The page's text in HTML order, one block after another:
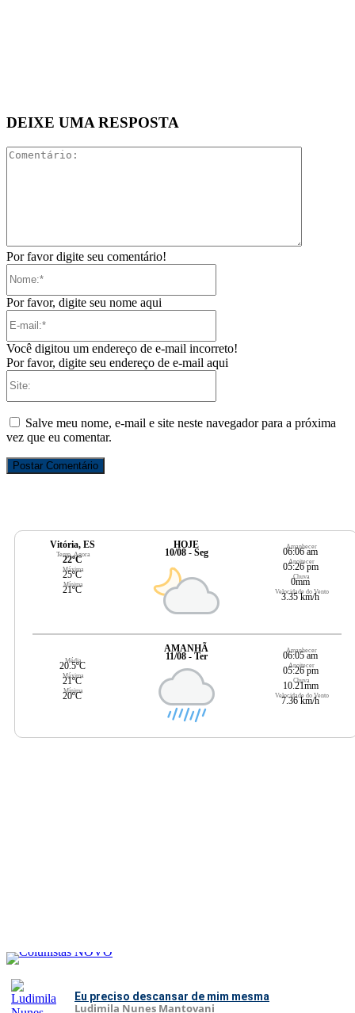
DEIXE UMA RESPOSTA
Por favor digite seu comentário!
Por favor, digite seu nome aqui
Você digitou um endereço de e-mail incorreto!
Por favor, digite seu endereço de e-mail aqui
Salve meu nome, e-mail e site neste navegador para a próxima
vez que eu comentar.
Vitória, ES
Temp. Agora
22ºC
Máxima
25ºC
Mínima
21ºC
HOJE
10/08 - Seg
Amanhecer
06:06 am
Anoitecer
05:26 pm
Chuva
0mm
Velocidade do Vento
3.35 km/h
Média
20.5ºC
Máxima
21ºC
Mínima
20ºC
AMANHÃ
11/08 - Ter
Amanhecer
06:05 am
Anoitecer
05:26 pm
Chuva
10.21mm
Velocidade do Vento
7.36 km/h
Eu preciso descansar de mim mesma
Ludimila Nunes Mantovani